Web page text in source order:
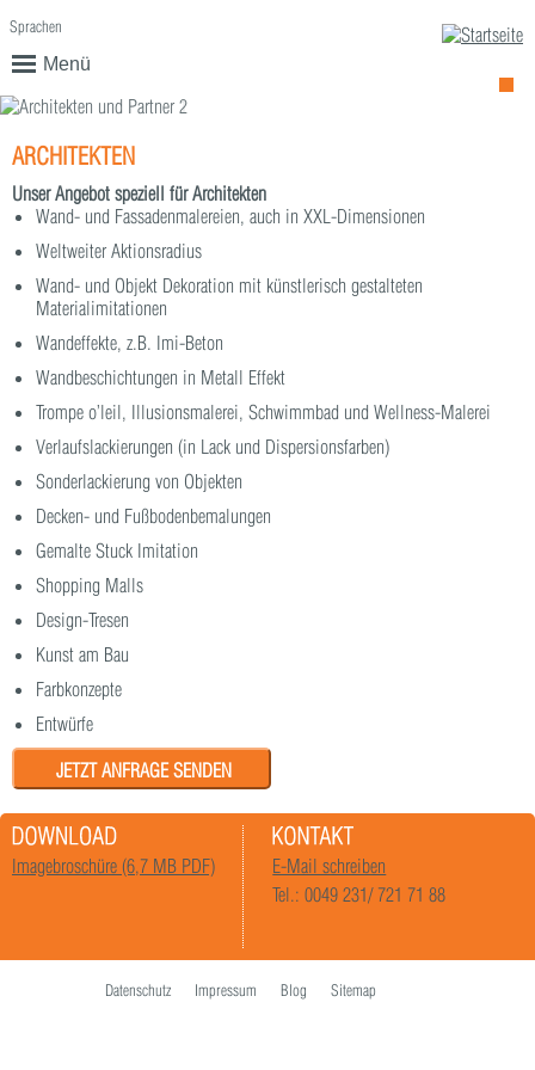
Menü
Sprachen
ARCHITEKTEN
Unser Angebot speziell für Architekten
Wand- und Fassadenmalereien, auch in XXL-Dimensionen
Weltweiter Aktionsradius
Wand- und Objekt Dekoration mit künstlerisch gestalteten
Materialimitationen
Wandeffekte, z.B. Imi-Beton
Wandbeschichtungen in Metall Effekt
Trompe o’leil, Illusionsmalerei, Schwimmbad und Wellness-Malerei
Verlaufslackierungen (in Lack und Dispersionsfarben)
Sonderlackierung von Objekten
Decken- und Fußbodenbemalungen
Gemalte Stuck Imitation
Shopping Malls
Design-Tresen
Kunst am Bau
Farbkonzepte
Entwürfe
JETZT ANFRAGE SENDEN
Imagebroschüre (6,7 MB PDF)
E-Mail schreiben
Tel.: 0049 231/ 721 71 88
Datenschutz Impressum Blog Sitemap